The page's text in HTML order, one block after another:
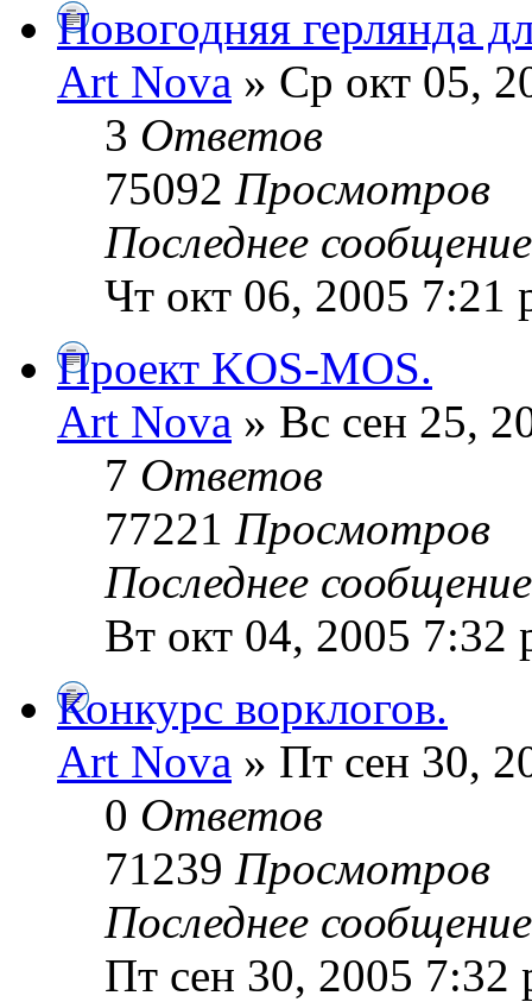
Новогодняя герлянда
Art Nova » Ср окт 05,
3 Ответов
75092 Просмотров
Последнее
Чт окт 06, 2005 7:21
Проект KOS-MOS.
Art Nova » Вс сен 25,
7 Ответов
77221 Просмотров
Последнее
Вт окт 04, 2005 7:32
Конкурс ворклогов.
Art Nova » Пт сен 30,
0 Ответов
71239 Просмотров
Последнее
Пт сен 30, 2005 7:32